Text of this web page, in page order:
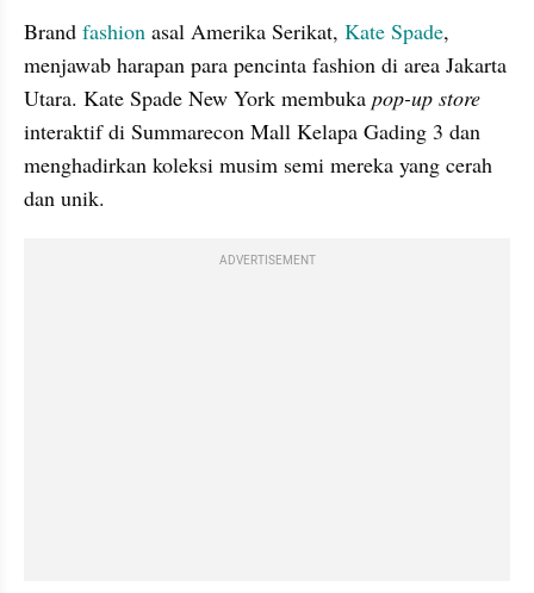
Brand fashion asal Amerika Serikat, Kate Spade,
menjawab harapan para pencinta fashion di area Jakarta
Utara. Kate Spade New York membuka
interaktif di Summarecon Mall Kelapa Gading 3 dan
menghadirkan koleksi musim semi mereka yang cerah
dan unik.
ADVERTISEMENT